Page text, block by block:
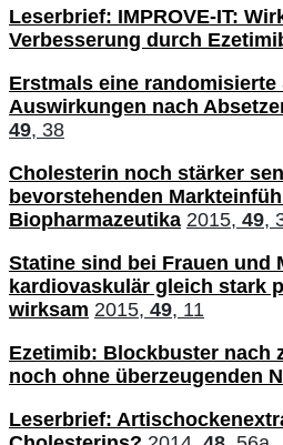
Leserbrief: IMPROVE-IT:
Verbesserung durch
Erstmals eine randomisierte
Auswirkungen nach
49, 38
Cholesterin noch stärker
bevorstehenden
Biopharmazeutika 2015, 49,
Statine sind bei Frauen und
kardiovaskulär gleich stark
wirksam 2015, 49, 11
Ezetimib: Blockbuster nach
noch ohne überzeugenden
Leserbrief: